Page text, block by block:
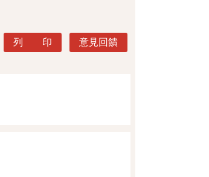
列 印 意見回饋